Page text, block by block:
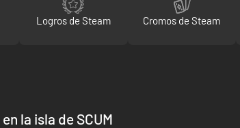
Logros de Steam Cromos de Steam